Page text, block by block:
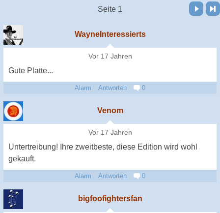
Seite 1
Vor Letzte Seite
WayneInteressierts
Vor 17 Jahren
Gute Platte...
Alarm Antworten 0
Venom
Vor 17 Jahren
Untertreibung! Ihre zweitbeste, diese Edition wird wohl
gekauft.
Alarm Antworten 0
bigfoofightersfan